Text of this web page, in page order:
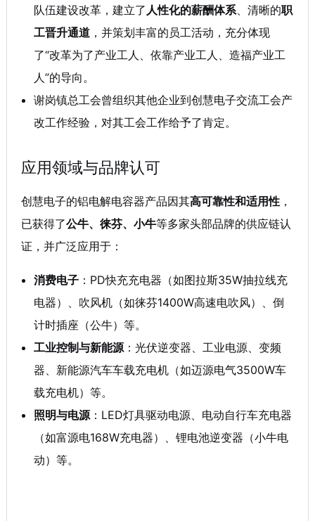
队伍建设改革，建立了 人性化的薪酬体系、清晰的职
工晋升通道，并策划丰富的员工活动，充分体现
了“改革为了产业工人、依靠产业工人、造福产业工
人”的导向。
谢岗镇总工会曾组织其他企业到创慧电子交流工会产
改工作经验，对其工会工作给予了肯定。
应用领域与品牌认可
创慧电子的铝电解电容器产品因其高可靠性和适用性，
已获得了公牛、徕芬、小牛等多家头部品牌的供应链认
证 ，并广泛应用于：
消费电子：PD快充充电器（如图拉斯35W抽拉线充
电器）、吹风机（如徕芬1400W高速电吹风）、倒
计时插座（公牛）等。
工业控制与新能源：光伏逆变器、工业电源、变频
器、新能源汽车车载充电机（如迈源电气3500W车
载充电机）等。
照明与电源：LED灯具驱动电源、电动自行车充电器
（如富源电168W充电器）、锂电池逆变器（小牛电
动）等。